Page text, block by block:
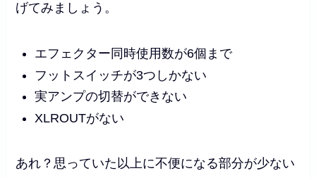
げてみましょう。
エフェクター同時使用数が6個まで
フットスイッチが3つしかない
実アンプの切替ができない
XLROUTがない
あれ？思っていた以上に不便になる部分が少ない